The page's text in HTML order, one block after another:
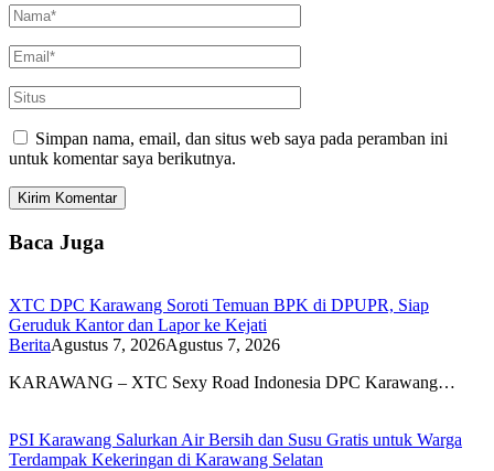
Simpan nama, email, dan situs web saya pada peramban ini
untuk komentar saya berikutnya.
Baca Juga
XTC DPC Karawang Soroti Temuan BPK di DPUPR, Siap
Geruduk Kantor dan Lapor ke Kejati
BeritaAgustus 7, 2026Agustus 7, 2026
KARAWANG – XTC Sexy Road Indonesia DPC Karawang…
PSI Karawang Salurkan Air Bersih dan Susu Gratis untuk Warga
Terdampak Kekeringan di Karawang Selatan